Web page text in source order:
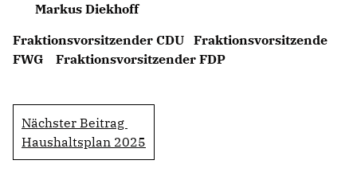
Markus Diekhoff
Fraktionsvorsitzender CDU Fraktionsvorsitzende
FWG Fraktionsvorsitzender FDP
Nächster Beitrag
Haushaltsplan 2025